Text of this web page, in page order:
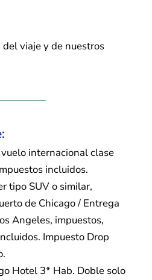
del viaje y de nuestros
internacional clase
incluidos.
tipo SUV o similar,
de Chicago / Entrega
Angeles, impuestos,
Impuesto Drop
Hotel 3* Hab. Doble solo